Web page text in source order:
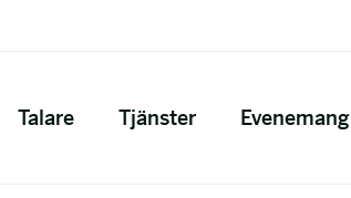
Talare Tjänster Evenemang